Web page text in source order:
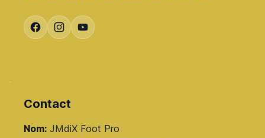
Contact
Nom: JMdiX Foot Pro